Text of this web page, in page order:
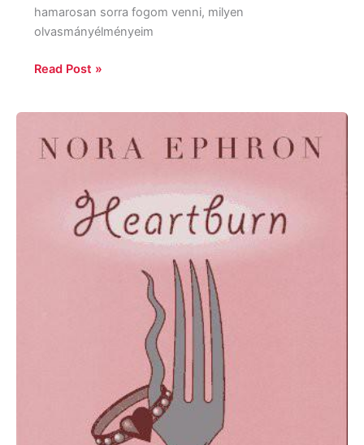
hamarosan sorra fogom venni, milyen
olvasmányélményeim
Read Post »
Ephron:
Heartburn